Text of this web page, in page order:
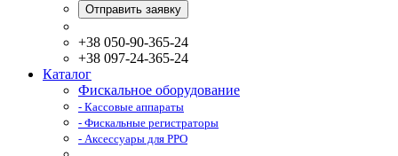
Отправить заявку
+38 050-90-365-24
+38 097-24-365-24
Каталог
Фискальное оборудование
- Кассовые аппараты
- Фискальные регистраторы
- Аксессуары для РРО